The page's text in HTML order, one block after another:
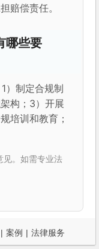
赔偿责任。
哪些要
）制定合规制
构；3）开展
培训和教育；
见。如需专业法
| 案例 | 法律服务